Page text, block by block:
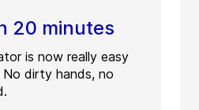
20 minutes
is now really easy
dirty hands, no